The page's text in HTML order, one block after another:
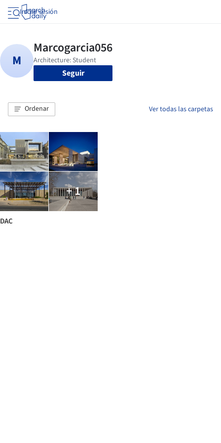
Iniciar sesión
Seguir
Ordenar Ver todas las carpetas
+ 1
DAC